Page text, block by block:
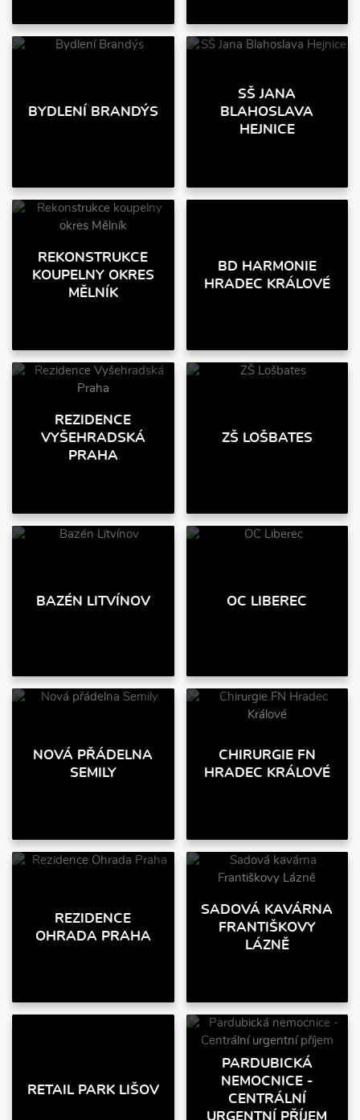
BYDLENÍ BRANDÝS
SŠ JANA
BLAHOSLAVA
HEJNICE
REKONSTRUKCE
KOUPELNY OKRES
MĚLNÍK
BD HARMONIE
HRADEC KRÁLOVÉ
REZIDENCE
VYŠEHRADSKÁ
PRAHA
ZŠ LOŠBATES
BAZÉN LITVÍNOV OC LIBEREC
NOVÁ PŘÁDELNA
SEMILY
CHIRURGIE FN
HRADEC KRÁLOVÉ
REZIDENCE
OHRADA PRAHA
SADOVÁ KAVÁRNA
FRANTIŠKOVY
LÁZNĚ
RETAIL PARK LIŠOV
PARDUBICKÁ
NEMOCNICE -
CENTRÁLNÍ
URGENTNÍ PŘÍJEM